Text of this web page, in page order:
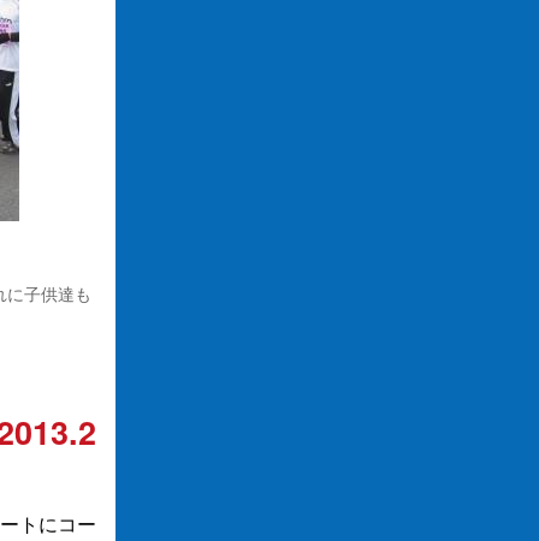
子供達も
トにコー